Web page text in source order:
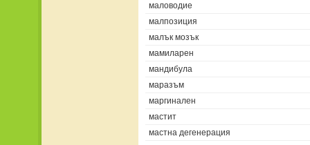
маловодие
малпозиция
малък мозък
мамиларен
мандибула
маразъм
маргинален
мастит
мастна дегенерация